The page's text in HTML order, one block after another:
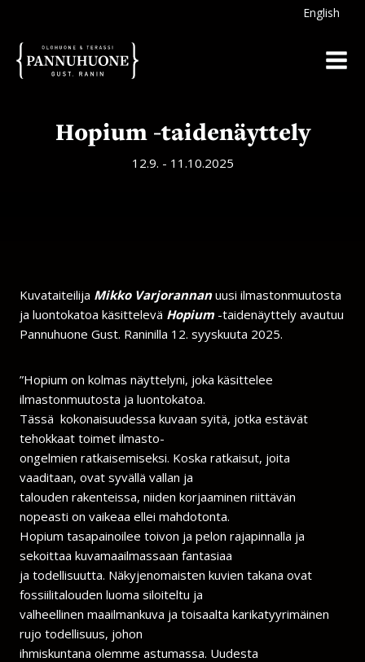
English
Hopium -taidenäyttely
12.9. - 11.10.2025
Kuvataiteilija Mikko Varjorannanuusi ilmastonmuutosta
ja luontokatoa käsittelevä Hopium -taidenäyttely avautuu
Pannuhuone Gust. Raninilla 12. syyskuuta 2025.
”Hopium on kolmas näyttelyni, joka käsittelee
ilmastonmuutosta ja luontokatoa.
Tässä kokonaisuudessa kuvaan syitä, jotka estävät
tehokkaat toimet ilmasto-
ongelmien ratkaisemiseksi. Koska ratkaisut, joita
vaaditaan, ovat syvällä vallan ja
talouden rakenteissa, niiden korjaaminen riittävän
nopeasti on vaikeaa ellei mahdotonta.
Hopium tasapainoilee toivon ja pelon rajapinnalla ja
sekoittaa kuvamaailmassaan fantasiaa
ja todellisuutta. Näkyjenomaisten kuvien takana ovat
fossiilitalouden luoma siloiteltu ja
valheellinen maailmankuva ja toisaalta karikatyyrimäinen
rujo todellisuus, johon
ihmiskuntana olemme astumassa. Uudesta